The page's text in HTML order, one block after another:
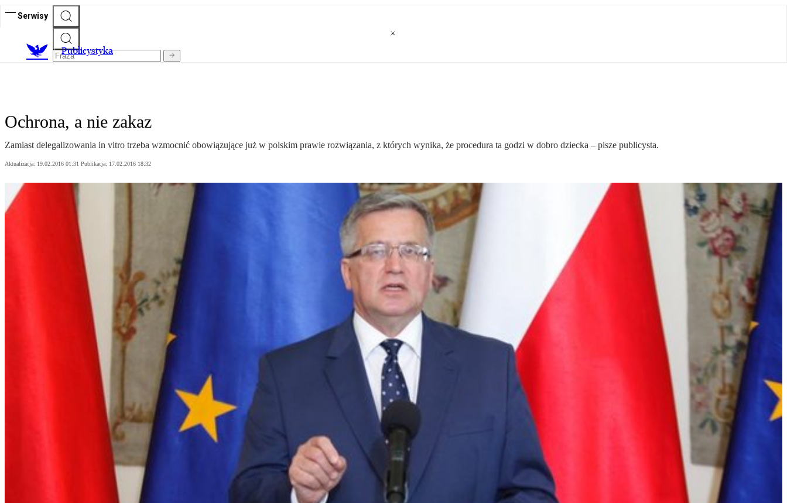
Serwisy
Publicystyka
Ochrona, a nie zakaz
Zamiast delegalizowania in vitro trzeba wzmocnić obowiązujące już w polskim prawie rozwiązania, z których wynika, że procedura ta godzi w dobro dziecka – pisze publicysta.
Aktualizacja: 19.02.2016 01:31 Publikacja: 17.02.2016 18:32